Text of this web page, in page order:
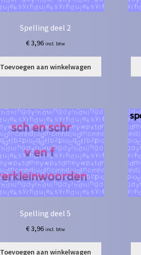
Spelling deel 2
€3,96 incl. btw
Toevoegen aan winkelwagen
Spelling deel 5
€3,96 incl. btw
Toevoegen aan winkelwagen